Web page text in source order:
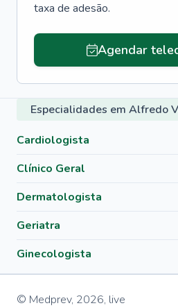
taxa de adesão.
Agendar
Especialidades em Alfredo
Cardiologista
Clínico Geral
Dermatologista
Geriatra
Ginecologista
© Medprev, 2026, live